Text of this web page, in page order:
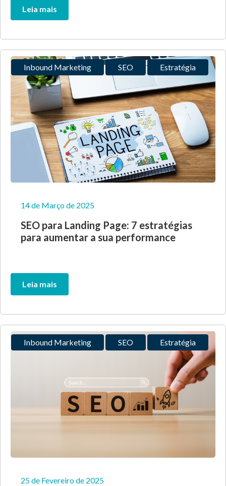
Leia mais
Inbound Marketing SEO Estratégia
14 de Março de 2025
SEO para Landing Page: 7 estratégias
para aumentar a sua performance
Leia mais
Inbound Marketing SEO Estratégia
25 de Fevereiro de 2025